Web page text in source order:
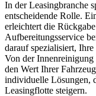
In der Leasingbranche
entscheidende Rolle.
erleichtert die
Aufbereitungsservice
darauf spezialisiert,
Von der
den Wert Ihrer
individuelle Lösungen,
Leasingflotte steigern.